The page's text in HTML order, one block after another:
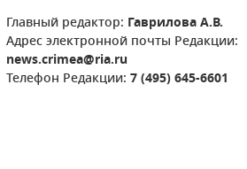
Главный редактор: Гаврилова А.В.
Адрес электронной почты Редакции:
news.crimea@ria.ru
Телефон Редакции: 7 (495) 645-6601